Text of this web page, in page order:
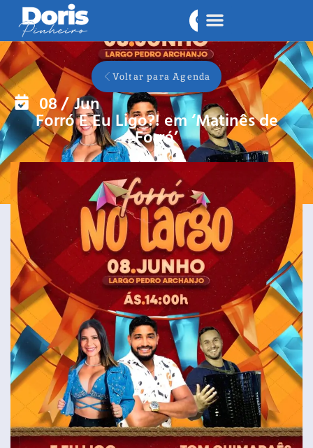
Voltar para Agenda
08/ Jun
Forró E Eu Ligo?! em ‘Matinês de
Forró’